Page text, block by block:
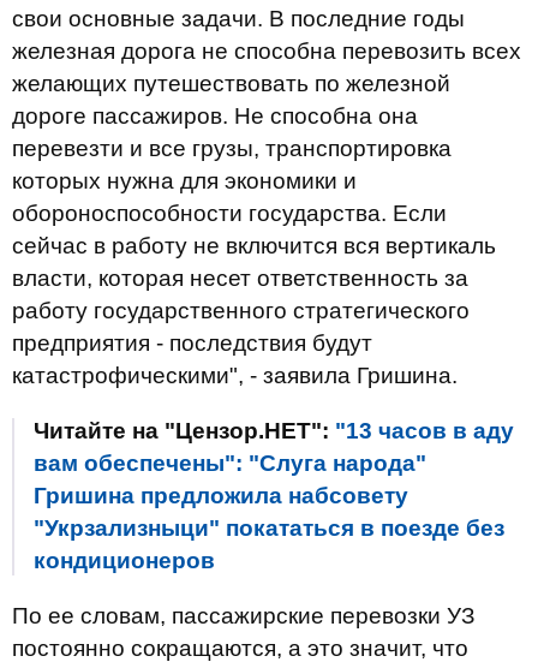
свои основные задачи. В последние годы
железная дорога не способна перевозить всех
желающих путешествовать по железной
дороге пассажиров. Не способна она
перевезти и все грузы, транспортировка
которых нужна для экономики и
обороноспособности государства. Если
сейчас в работу не включится вся вертикаль
власти, которая несет ответственность за
работу государственного стратегического
предприятия - последствия будут
катастрофическими", - заявила Гришина.
Читайте на "Цензор.НЕТ": "13 часов в аду
вам обеспечены": "Слуга народа"
Гришина предложила набсовету
"Укрзализныци" покататься в поезде без
кондиционеров
По ее словам, пассажирские перевозки УЗ
постоянно сокращаются, а это значит, что